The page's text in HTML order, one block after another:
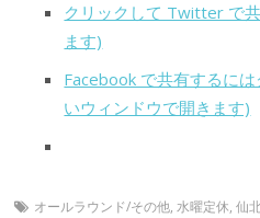
クリックして Twitter で
ます)
Facebook で共有するに
いウィンドウで開きます)
オールラウンド/その他,水曜定休,仙